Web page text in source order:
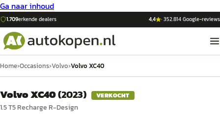
Ga naar inhoud
1.709erkende dealers 4,4 ·352.814Google-reviews
Home›Occasions›Volvo›Volvo XC40
Volvo XC40(2023) VERKOCHT
1.5 T5 Recharge R-Design